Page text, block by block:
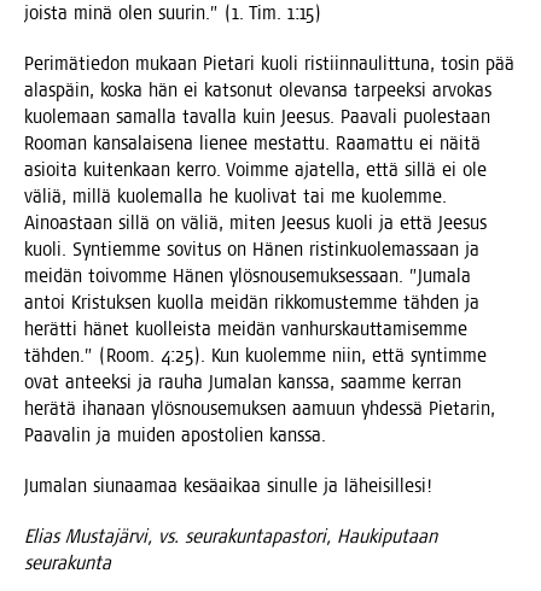
jois­ta minä olen suu­rin.” (1. Tim. 1:15)
Peri­mä­tie­don mukaan Pie­ta­ri kuo­li ris­tiin­nau­lit­tu­na, tosin pää
alas­päin, kos­ka hän ei kat­so­nut ole­van­sa tar­peek­si arvo­kas
kuo­le­maan samal­la taval­la kuin Jee­sus. Paa­va­li puo­les­taan
Roo­man kan­sa­lai­se­na lie­nee mes­tat­tu. Raa­mat­tu ei näi­tä
asioi­ta kui­ten­kaan ker­ro. Voim­me aja­tel­la, että sil­lä ei ole
väliä, mil­lä kuo­le­mal­la he kuo­li­vat tai me kuo­lem­me.
Ainoas­taan sil­lä on väliä, miten Jee­sus kuo­li ja että Jee­sus
kuo­li. Syn­tiem­me sovi­tus on Hänen ris­tin­kuo­le­mas­saan ja
mei­dän toi­vom­me Hänen ylös­nouse­muk­ses­saan. ”Juma­la
antoi Kris­tuk­sen kuol­la mei­dän rik­ko­mus­tem­me täh­den ja
herät­ti hänet kuol­leis­ta mei­dän van­hurs­kaut­ta­mi­sem­me
täh­den.” (Room. 4:25). Kun kuo­lem­me niin, että syn­tim­me
ovat anteek­si ja rau­ha Juma­lan kans­sa, saam­me ker­ran
herä­tä iha­naan ylös­nouse­muk­sen aamuun yhdes­sä Pie­ta­rin,
Paa­va­lin ja mui­den apos­to­lien kanssa.
Juma­lan siu­naa­maa kesä­ai­kaa sinul­le ja läheisillesi!
Elias Mus­ta­jär­vi, vs. seu­ra­kun­ta­pas­to­ri, Hau­ki­pu­taan
seurakunta